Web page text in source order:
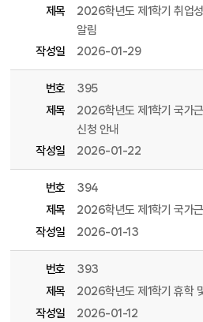
제목
2026학년도 제1학기 취업
알림
작성일
2026-01-29
번호
395
제목
2026학년도 제1학기 국가
신청 안내
작성일
2026-01-22
번호
394
제목
2026학년도 제1학기 국가
작성일
2026-01-13
번호
393
제목
2026학년도 제1학기 휴학
작성일
2026-01-12